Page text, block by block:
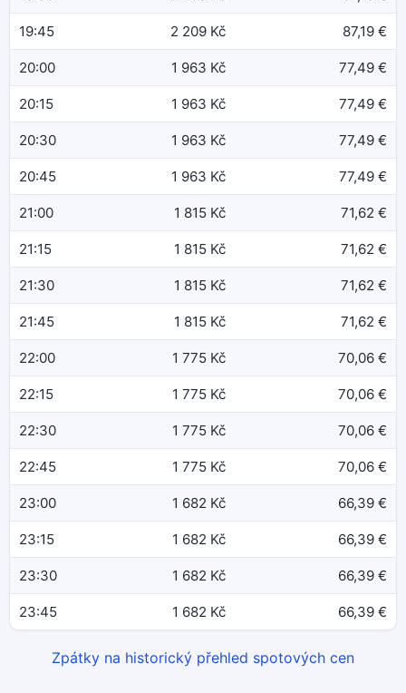
19:45 2 209 Kč 87,19 €
20:00 1 963 Kč 77,49 €
20:15 1 963 Kč 77,49 €
20:30 1 963 Kč 77,49 €
20:45 1 963 Kč 77,49 €
21:00 1 815 Kč 71,62 €
21:15 1 815 Kč 71,62 €
21:30 1 815 Kč 71,62 €
21:45 1 815 Kč 71,62 €
22:00 1 775 Kč 70,06 €
22:15 1 775 Kč 70,06 €
22:30 1 775 Kč 70,06 €
22:45 1 775 Kč 70,06 €
23:00 1 682 Kč 66,39 €
23:15 1 682 Kč 66,39 €
23:30 1 682 Kč 66,39 €
23:45 1 682 Kč 66,39 €
Zpátky na historický přehled spotových cen